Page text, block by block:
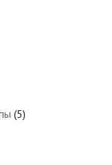
(5)